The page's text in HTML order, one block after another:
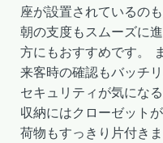
座が設置されているの
朝の支度もスムーズに
方にもおすすめです。
来客時の確認もバッチリ
セキュリティが気にな
収納にはクローゼット
荷物もすっきり片付きま